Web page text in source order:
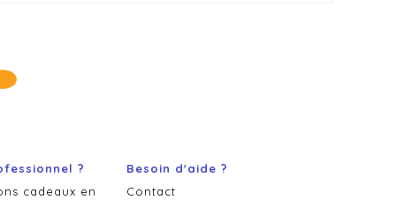
?
cadeaux en
Besoin d'aide ?
Contact